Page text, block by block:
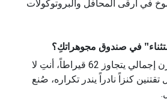
في أرقى المحافل والبروتوكولات
في صندوق مجوهراتكِ؟
بوزن إجمالي يتجاوز 62 قيراطاً، أنتِ لا
كنزاً نادراً يندر تكراره، صُنع